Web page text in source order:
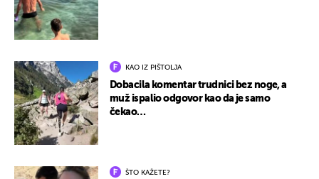
KAO IZ PIŠTOLJA
Dobacila komentar trudnici bez noge, a
muž ispalio odgovor kao da je samo
čekao…
ŠTO KAŽETE?